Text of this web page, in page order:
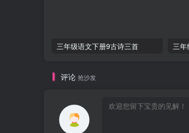
三年级语文下册9古诗三首
评论 抢沙发